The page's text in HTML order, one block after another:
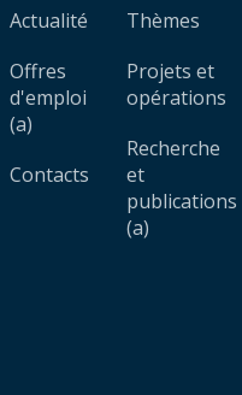
Actualité
Offres
d'emploi
(a)
Contacts
Thèmes
Projets et
opérations
Recherche
et
publications
(a)